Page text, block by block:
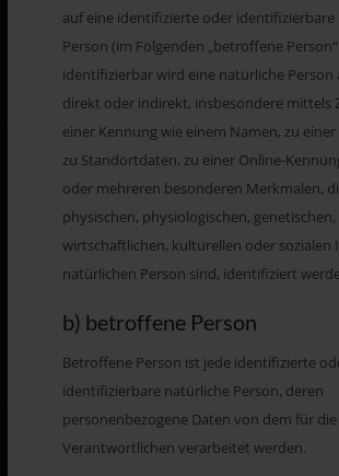
auf eine identifizierte oder
Person (im Folgenden „betroffene
identifizierbar wird eine natürliche Person
direkt oder indirekt, insbesondere mittels
einer Kennung wie einem Namen, zu
zu Standortdaten, zu einer Online-
oder mehreren besonderen Merkmalen,
physischen, physiologischen,
wirtschaftlichen, kulturellen oder sozialen
natürlichen Person sind, identifiziert
b) betroffene Person
Betroffene Person ist jede identifizierte
identifizierbare natürliche Person, deren
personenbezogene Daten von dem für
Verantwortlichen verarbeitet werden.